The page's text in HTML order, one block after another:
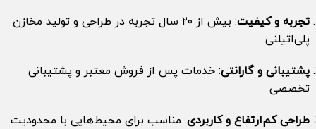
تجربه و کیفیت
: بیش از ۲۰ سال تجربه در طراحی و تولید مخازن
پلی‌اتیلنی
پشتیبانی و گارانتی: خدمات پس از فروش معتبر و پشتیبانی
تخصصی
طراحی کم‌ارتفاع و کاربردی: مناسب برای محیط‌هایی با محدودیت